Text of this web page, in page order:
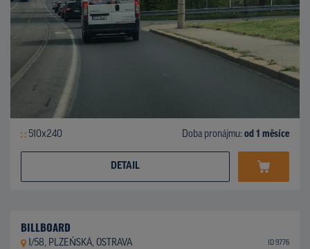
510x240 Doba pronájmu: od 1 měsíce
DETAIL
BILLBOARD
I/58, PLZEŃSKÁ, OSTRAVA ID 9776